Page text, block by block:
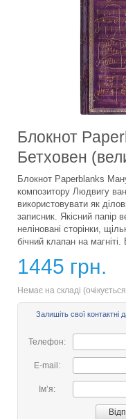
Блокнот
Бетховен
Блокнот Paperblanks
композитору Людвигу
використовувати як
записник. Якісний
неліновані сторінки,
бічний клапан на
1445 грн.
Немає на складі
Залишіть свої контактні
Телефон:
E-mail:
Імʼя: